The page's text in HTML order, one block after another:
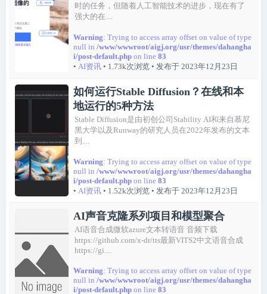
时的任务，但随着人工智能技术的进步，现在有了
强大的在....
Warning: Trying to access array offset on value of type
null in /www/wwwroot/aigj.org/usr/themes/dahangha
i/post-default.phpon line 83
• AI资讯• 1.73k次浏览• 发布于 2023年12月23日
如何运行Stable Diffusion？在线和本
地运行的5种方法
Stable Diffusion是由初创公司Stability AI和来自慕尼
黑大学以及Runway的研究人员在2022年发布的文本
到....
Warning: Trying to access array offset on value of type
null in /www/wwwroot/aigj.org/usr/themes/dahangha
i/post-default.phpon line 83
• AI资讯• 1.52k次浏览• 发布于 2023年12月23日
AI声音克隆系列项目和模型聚合
AI语音合成微软azure文本转语音 音频下载
https://github.com/x-dr/tts最新VITS2中文语音合成
https://gi....
Warning: Trying to access array offset on value of type
null in /www/wwwroot/aigj.org/usr/themes/dahangha
i/post-default.phpon line 83